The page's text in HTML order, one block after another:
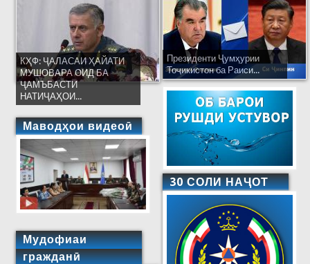
КҲФ: ҶАЛАСАИ ҲАЙАТИ
МУШОВАРА ОИД БА
ҶАМЪБАСТИ
НАТИҶАҲОИ...
Маводҳои видеоӣ
Мудофиаи
гражданӣ
Президенти Ҷумҳурии
Тоҷикистон ба Раиси...
30 СОЛИ НАҶОТ